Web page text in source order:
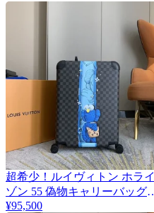
2
超希少！ルイヴィトン ホライ
ゾン 55 偽物キャリーバッグ
モノグラム vuk95524
¥95,500